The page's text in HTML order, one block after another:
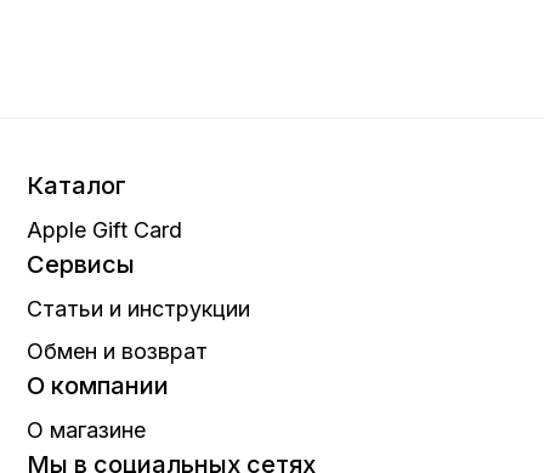
Каталог
Apple Gift Card
Сервисы
Статьи и инструкции
Обмен и возврат
О компании
О магазине
Мы в социальных сетях